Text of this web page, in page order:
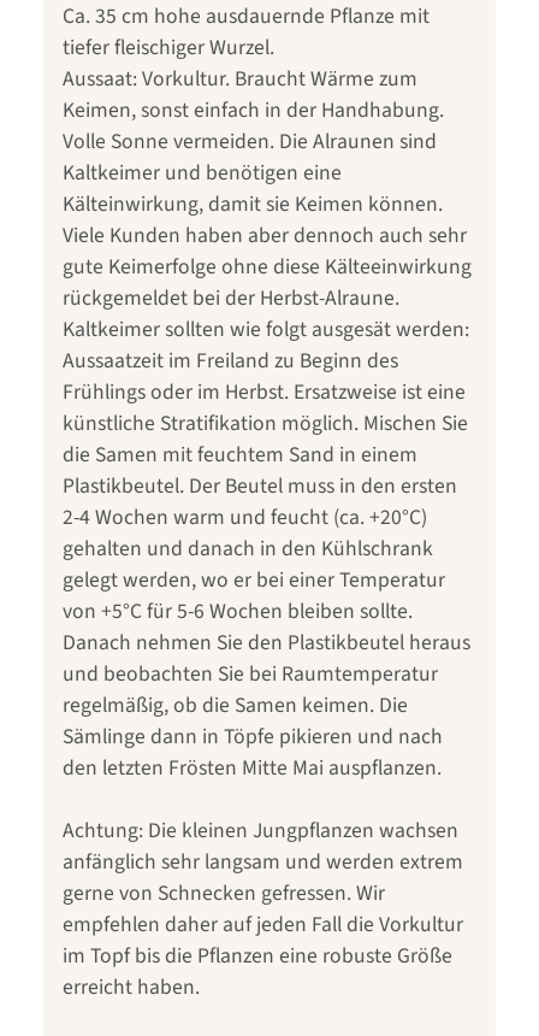
Ca. 35 cm hohe ausdauernde Pflanze mit
tiefer fleischiger Wurzel.
Aussaat: Vorkultur. Braucht Wärme zum
Keimen, sonst einfach in der Handhabung.
Volle Sonne vermeiden. Die Alraunen sind
Kaltkeimer und benötigen eine
Kälteinwirkung, damit sie Keimen können.
Viele Kunden haben aber dennoch auch sehr
gute Keimerfolge ohne diese Kälteeinwirkung
rückgemeldet bei der Herbst-Alraune.
Kaltkeimer sollten wie folgt ausgesät werden:
Aussaatzeit im Freiland zu Beginn des
Frühlings oder im Herbst. Ersatzweise ist eine
künstliche Stratifikation möglich. Mischen Sie
die Samen mit feuchtem Sand in einem
Plastikbeutel. Der Beutel muss in den ersten
2-4 Wochen warm und feucht (ca. +20°C)
gehalten und danach in den Kühlschrank
gelegt werden, wo er bei einer Temperatur
von +5°C für 5-6 Wochen bleiben sollte.
Danach nehmen Sie den Plastikbeutel heraus
und beobachten Sie bei Raumtemperatur
regelmäßig, ob die Samen keimen. Die
Sämlinge dann in Töpfe pikieren und nach
den letzten Frösten Mitte Mai auspflanzen.
Achtung: Die kleinen Jungpflanzen wachsen
anfänglich sehr langsam und werden extrem
gerne von Schnecken gefressen. Wir
empfehlen daher auf jeden Fall die Vorkultur
im Topf bis die Pflanzen eine robuste Größe
erreicht haben.